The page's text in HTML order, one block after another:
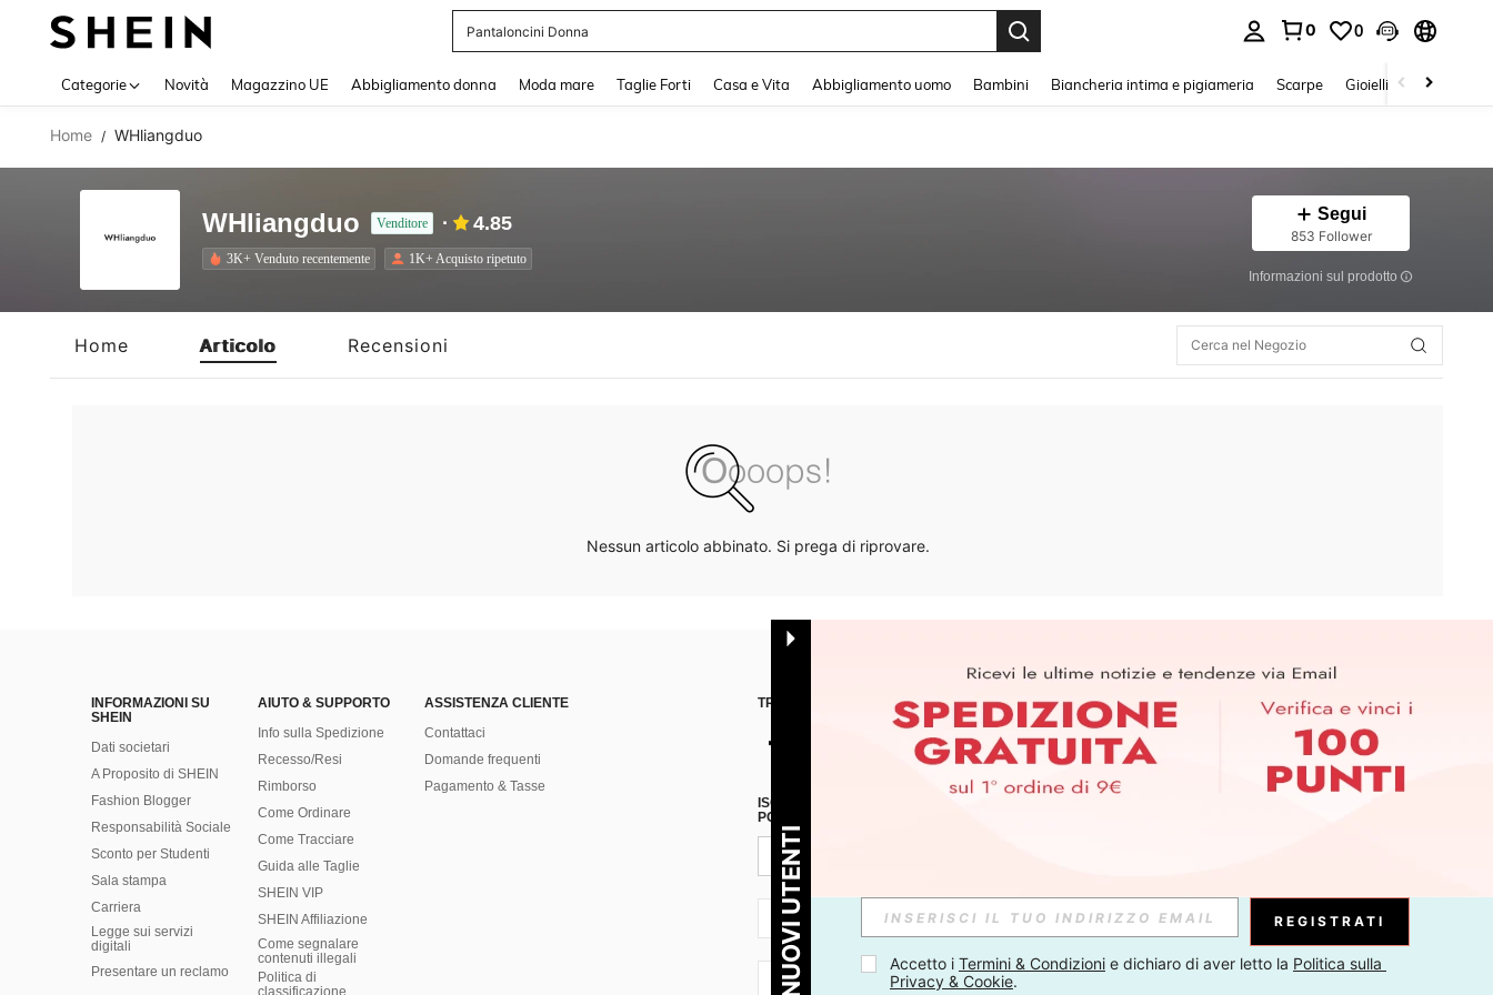
Pantaloncini Donna
0 0
Categorie Novità Magazzino UE Abbigliamento donna Moda mare Taglie Forti Casa e Vita Abbigliamento uomo Bambini Biancheria intima e pigiameria Scarpe Gioielli E Accessori
Home / WHliangduo
WHliangduo Venditore 4.85
3K+ Venduto recentemente 1K+ Acquisto ripetuto
Segui
853 Follower
Informazioni sul prodotto
Home Articolo Recensioni
Nessun articolo abbinato. Si prega di riprovare.
INFORMAZIONI SU
SHEIN
Dati societari
A Proposito di SHEIN
Fashion Blogger
Responsabilità Sociale
Sconto per Studenti
Sala stampa
Carriera
Legge sui servizi
digitali
Presentare un reclamo
AIUTO & SUPPORTO
Info sulla Spedizione
Recesso/Resi
Rimborso
Come Ordinare
Come Tracciare
Guida alle Taglie
SHEIN VIP
SHEIN Affiliazione
Come segnalare
contenuti illegali
Politica di
classificazione
ASSISTENZA CLIENTE
Contattaci
Domande frequenti
Pagamento & Tasse
TROVACI SU APP
ISCRIVITI ALLA NOSTRA NEWSLETTER PER SCOPRIRE LE ULTIME TENDENZE IN ANTEPRIMA! (È
POSSIBILE ANNULLARE LA SOTTOSCRIZIONE IN QUALSIASI MOMENTO).
IT + 39 Abbonati
IT + 39
PER I NUOVI UTENTI REGISTRATI
Accetto i Termini & Condizioni e dichiaro di aver letto la Politica sulla
Privacy & Cookie.